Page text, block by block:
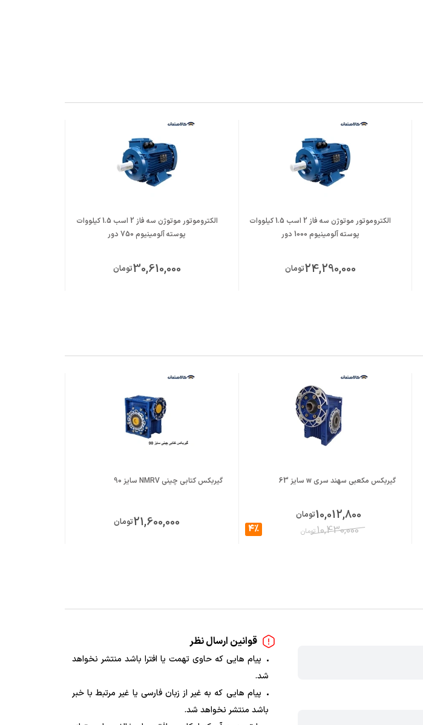
الکتروموتور موتوژن سه فاز 2 اسب 1.5 کیلووات
پوسته آلومینیوم 1000 دور
24,290,000تومان
الکتروموتور موتوژن سه فاز 2 اسب 1.5 کیلووات
پوسته آلومینیوم 750 دور
30,610,000تومان
گیربکس مکعبی سهند سری w سایز 63
10,012,800تومان
10,430,000تومان 4%
گیربکس کتابی چینی NMRV سایز 90
21,600,000تومان
قوانین ارسال نظر
پیام هایی که حاوی تهمت یا افترا باشد منتشر نخواهد
شد.
پیام هایی که به غیر از زبان فارسی یا غیر مرتبط با خبر
باشد منتشر نخواهد شد.